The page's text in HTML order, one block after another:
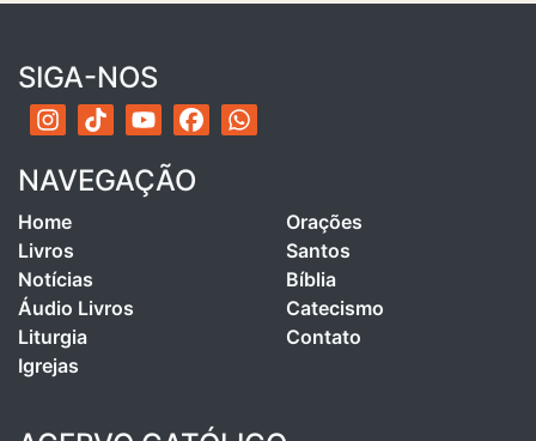
SIGA-NOS
NAVEGAÇÃO
Home
Livros
Notícias
Áudio Livros
Liturgia
Igrejas
Orações
Santos
Bíblia
Catecismo
Contato